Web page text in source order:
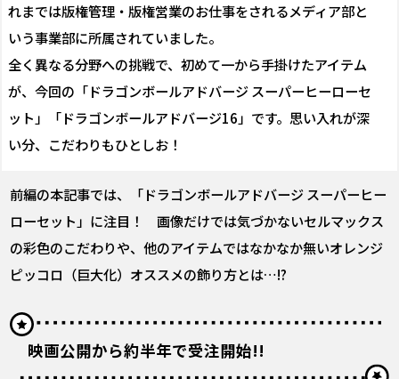
れまでは版権管理・版権営業のお仕事をされるメディア部と
いう事業部に所属されていました。
全く異なる分野への挑戦で、初めて一から手掛けたアイテム
が、今回の「ドラゴンボールアドバージ スーパーヒーローセ
ット」「ドラゴンボールアドバージ16」です。思い入れが深
い分、こだわりもひとしお！
前編の本記事では、「ドラゴンボールアドバージ スーパーヒー
ローセット」に注目！ 画像だけでは気づかないセルマックス
の彩色のこだわりや、他のアイテムではなかなか無いオレンジ
ピッコロ（巨大化）オススメの飾り方とは…!?
映画公開から約半年で受注開始!!